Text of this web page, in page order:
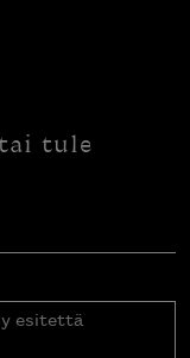
tule